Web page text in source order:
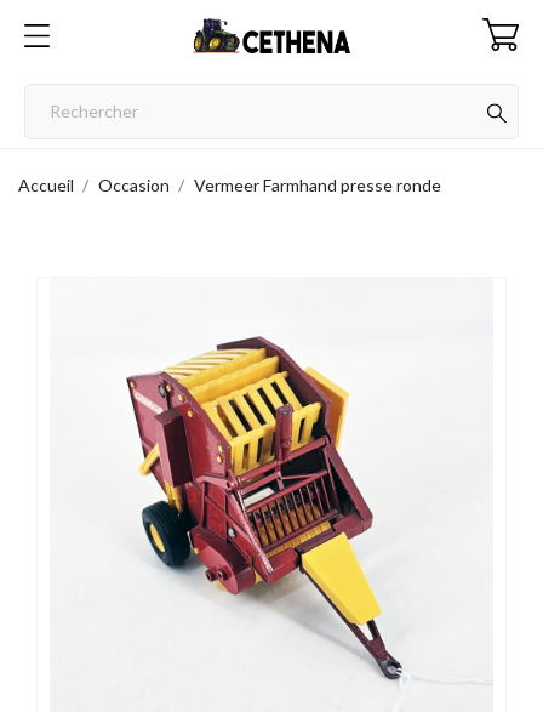
Accueil Occasion Vermeer Farmhand presse ronde